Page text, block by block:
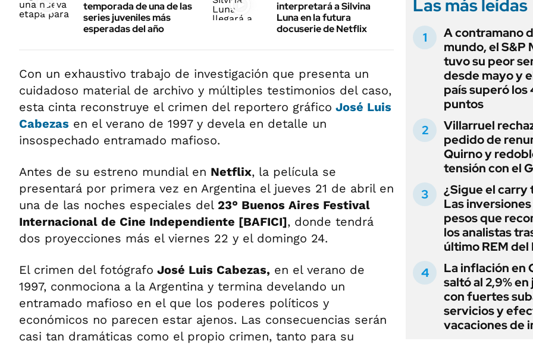
temporada de una de las
series juveniles más
esperadas del año
interpretará a Silvina
Luna en la futura
docuserie de Netflix
Con un exhaustivo trabajo de investigación que presenta un
cuidadoso material de archivo y múltiples testimonios del caso,
esta cinta reconstruye el crimen del reportero gráfico José Luis
Cabezas en el verano de 1997 y devela en detalle un
insospechado entramado mafioso.
Antes de su estreno mundial en Netflix, la película se
presentará por primera vez en Argentina el jueves 21 de abril en
una de las noches especiales del 23° Buenos Aires Festival
Internacional de Cine Independiente [BAFICI], donde tendrá
dos proyecciones más el viernes 22 y el domingo 24.
El crimen del fotógrafo José Luis Cabezas, en el verano de
1997, conmociona a la Argentina y termina develando un
entramado mafioso en el que los poderes políticos y
económicos no parecen estar ajenos. Las consecuencias serán
casi tan dramáticas como el propio crimen, tanto para su
Las más leídas
A contramano
mundo, el S&P
tuvo su peor
desde mayo y
país superó los
puntos
Villarruel
pedido de
Quirno y
tensión con el
¿Sigue el carry
Las
pesos que
los analistas
último REM del
La inflación en
saltó al 2,9% en
con fuertes
servicios y
vacaciones de